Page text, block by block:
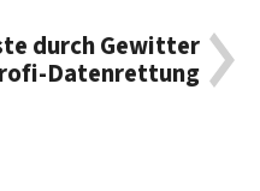
durch Gewitter
Datenrettung